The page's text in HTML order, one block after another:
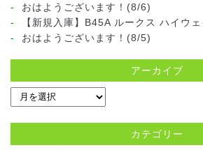
おはようございます！(8/6)
【新規入庫】B45A ルークス ハイウ
おはようございます！(8/5)
アーカイブ
カテゴリー